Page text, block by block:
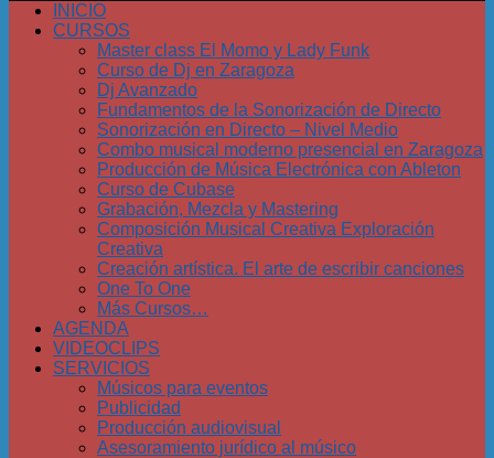
INICIO
CURSOS
Master class El Momo y Lady Funk
Curso de Dj en Zaragoza
Dj Avanzado
Fundamentos de la Sonorización de Directo
Sonorización en Directo – Nivel Medio
Combo musical moderno presencial en Zaragoza
Producción de Música Electrónica con Ableton
Curso de Cubase
Grabación, Mezcla y Mastering
Composición Musical Creativa Exploración
Creativa
Creación artística. El arte de escribir canciones
One To One
Más Cursos…
AGENDA
VIDEOCLIPS
SERVICIOS
Músicos para eventos
Publicidad
Producción audiovisual
Asesoramiento jurídico al músico